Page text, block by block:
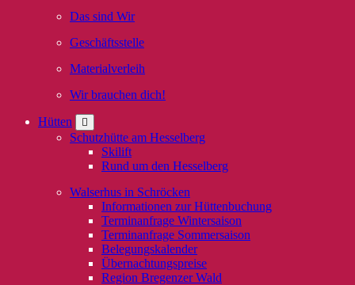
Das sind Wir
Geschäftsstelle
Materialverleih
Wir brauchen dich!
Hütten
Schutzhütte am Hesselberg
Skilift
Rund um den Hesselberg
Walserhus in Schröcken
Informationen zur Hüttenbuchung
Terminanfrage Wintersaison
Terminanfrage Sommersaison
Belegungskalender
Übernachtungspreise
Region Bregenzer Wald